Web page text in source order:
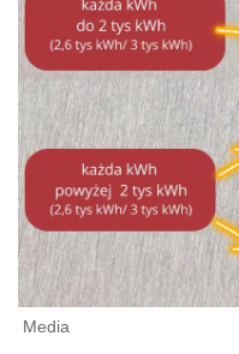
Media